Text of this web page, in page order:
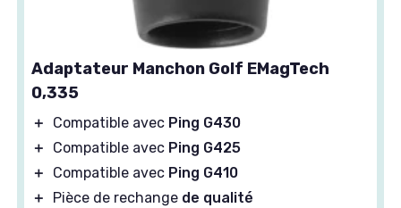
Adaptateur Manchon Golf EMagTech
0,335
＋ Compatible avec Ping G430
＋
Compatible avec Ping G425
＋
Compatible avec Ping G410
＋
Pièce de rechange de qualité